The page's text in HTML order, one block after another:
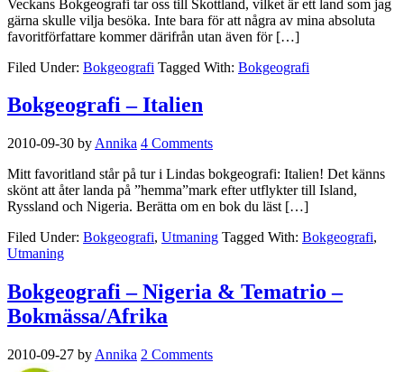
Veckans Bokgeografi tar oss till Skottland, vilket är ett land som jag
gärna skulle vilja besöka. Inte bara för att några av mina absoluta
favoritförfattare kommer därifrån utan även för […]
Filed Under: Bokgeografi Tagged With: Bokgeografi
Bokgeografi – Italien
2010-09-30 by Annika 4 Comments
Mitt favoritland står på tur i Lindas bokgeografi: Italien! Det känns
skönt att åter landa på ”hemma”mark efter utflykter till Island,
Ryssland och Nigeria. Berätta om en bok du läst […]
Filed Under: Bokgeografi, Utmaning Tagged With: Bokgeografi,
Utmaning
Bokgeografi – Nigeria & Tematrio –
Bokmässa/Afrika
2010-09-27 by Annika 2 Comments